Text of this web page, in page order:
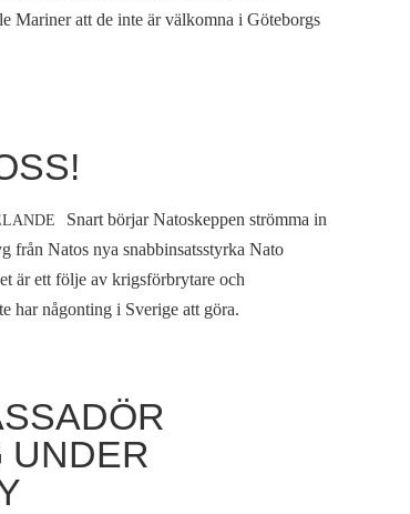
Mariner att de inte är välkomna i Göteborgs
Snart börjar Natoskeppen strömma in
från Natos nya snabbinsatsstyrka Nato
är ett följe av krigsförbrytare och
har någonting i Sverige att göra.
UNDER